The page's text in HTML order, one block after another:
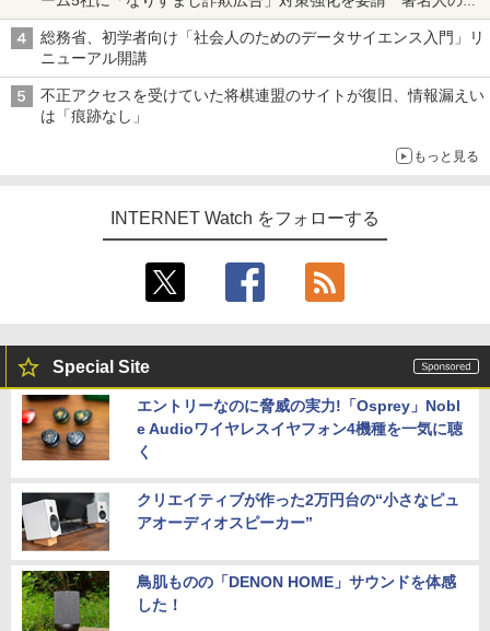
真や映像を使った投資詐欺などへの対策として
総務省、初学者向け「社会人のためのデータサイエンス入門」リ
ニューアル開講
不正アクセスを受けていた将棋連盟のサイトが復旧、情報漏えい
は「痕跡なし」
もっと見る
INTERNET Watch をフォローする
Special Site
エントリーなのに脅威の実力!「Osprey」Nobl
e Audioワイヤレスイヤフォン4機種を一気に聴
く
クリエイティブが作った2万円台の“小さなピュ
アオーディオスピーカー”
鳥肌ものの「DENON HOME」サウンドを体感
した！